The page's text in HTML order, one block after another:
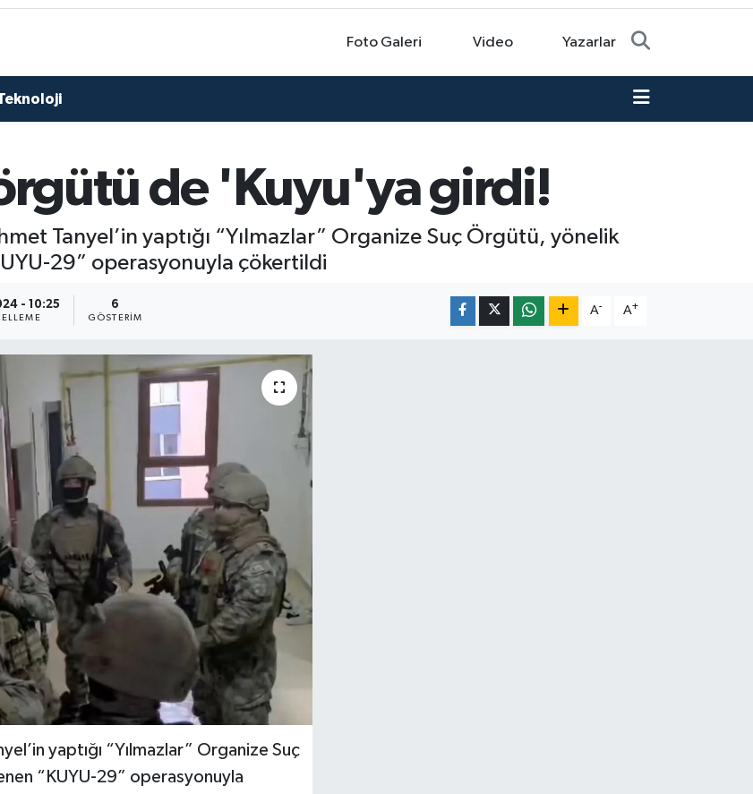
Foto Galeri Video Yazarlar
de 'Kuyu'ya girdi!
Tanyel’in yaptığı “Yılmazlar” Organize Suç Örgütü, yönelik
29” operasyonuyla çökertildi
- 10:25 6
GÖSTERIM
A- A+
yaptığı “Yılmazlar” Organize Suç
“KUYU-29” operasyonuyla